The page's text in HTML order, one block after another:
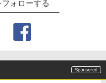
ォローする